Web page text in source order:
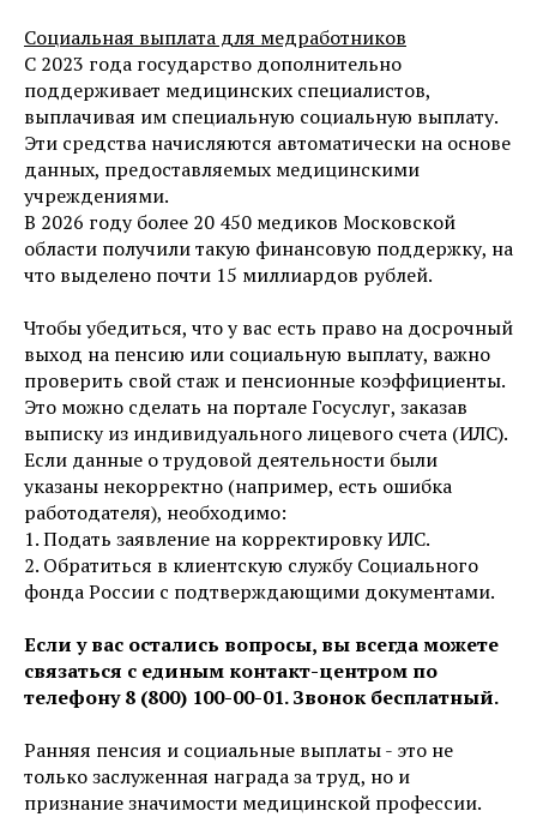
Социальная выплата для медработников
С 2023 года государство дополнительно
поддерживает медицинских специалистов,
выплачивая им специальную социальную выплату.
Эти средства начисляются автоматически на основе
данных, предоставляемых медицинскими
учреждениями.
В 2026 году более 20 450 медиков Московской
области получили такую финансовую поддержку, на
что выделено почти 15 миллиардов рублей.
Чтобы убедиться, что у вас есть право на досрочный
выход на пенсию или социальную выплату, важно
проверить свой стаж и пенсионные коэффициенты.
Это можно сделать на портале Госуслуг, заказав
выписку из индивидуального лицевого счета (ИЛС).
Если данные о трудовой деятельности были
указаны некорректно (например, есть ошибка
работодателя), необходимо:
1. Подать заявление на корректировку ИЛС.
2. Обратиться в клиентскую службу Социального
фонда России с подтверждающими документами.
Если у вас остались вопросы, вы всегда можете
связаться с единым контакт-центром по
телефону 8 (800) 100-00-01. Звонок бесплатный.
Ранняя пенсия и социальные выплаты - это не
только заслуженная награда за труд, но и
признание значимости медицинской профессии.